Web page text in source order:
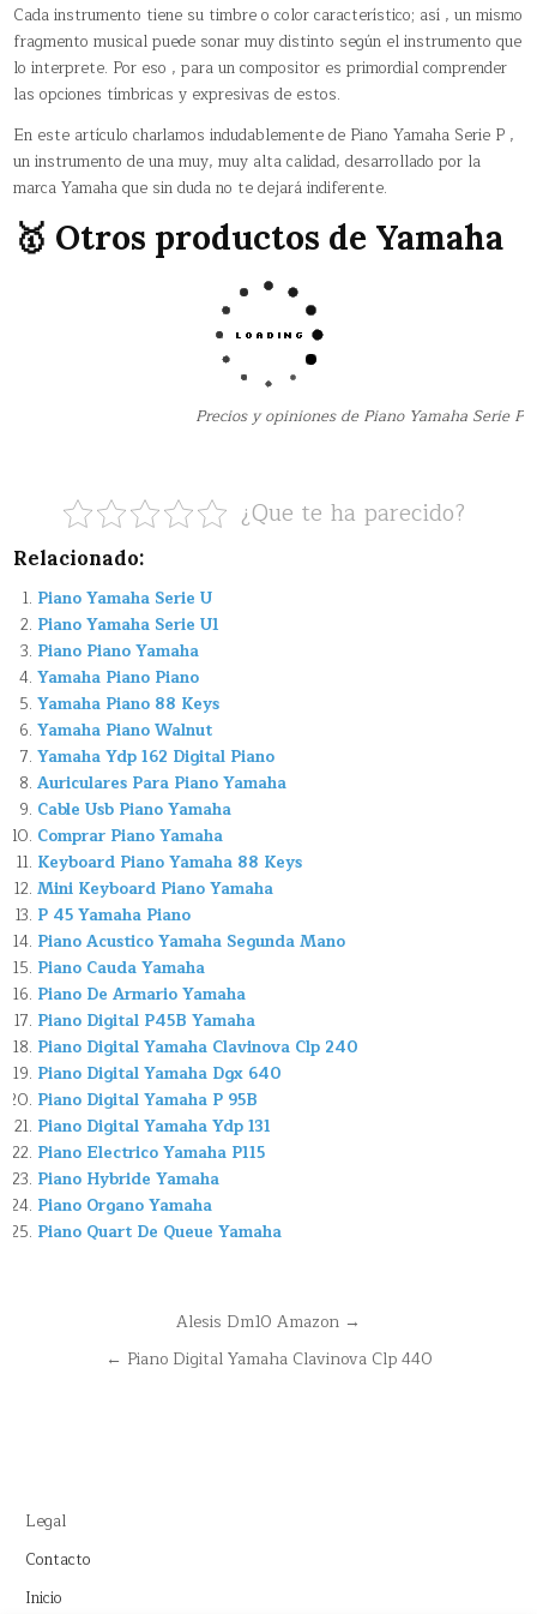
Cada instrumento tiene su timbre o color característico; así , un mismo
fragmento musical puede sonar muy distinto según el instrumento que
lo interprete. Por eso , para un compositor es primordial comprender
las opciones tímbricas y expresivas de estos.
En este artículo charlamos indudablemente de Piano Yamaha Serie P ,
un instrumento de una muy, muy alta calidad, desarrollado por la
marca Yamaha que sin duda no te dejará indiferente.
🥇 Otros productos de Yamaha
Precios y opiniones de Piano Yamaha Serie P
¿Que te ha parecido?
Relacionado:
Piano Yamaha Serie U
Piano Yamaha Serie U1
Piano Piano Yamaha
Yamaha Piano Piano
Yamaha Piano 88 Keys
Yamaha Piano Walnut
Yamaha Ydp 162 Digital Piano
Auriculares Para Piano Yamaha
Cable Usb Piano Yamaha
Comprar Piano Yamaha
Keyboard Piano Yamaha 88 Keys
Mini Keyboard Piano Yamaha
P 45 Yamaha Piano
Piano Acustico Yamaha Segunda Mano
Piano Cauda Yamaha
Piano De Armario Yamaha
Piano Digital P45B Yamaha
Piano Digital Yamaha Clavinova Clp 240
Piano Digital Yamaha Dgx 640
Piano Digital Yamaha P 95B
Piano Digital Yamaha Ydp 131
Piano Electrico Yamaha P115
Piano Hybride Yamaha
Piano Organo Yamaha
Piano Quart De Queue Yamaha
NavegaciónAlesis Dm10 Amazon →
← Piano Digital Yamaha Clavinova Clp 440
Legal
Contacto
Inicio